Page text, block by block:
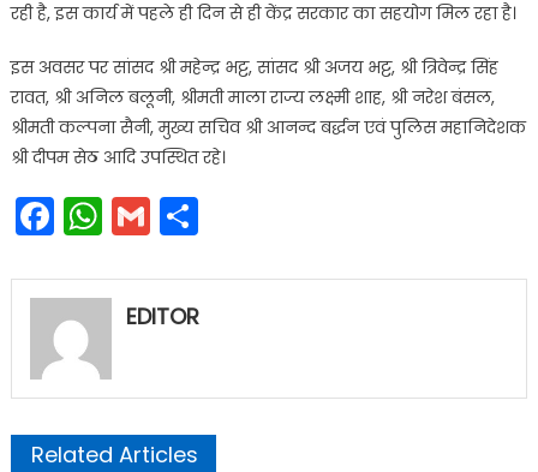
रही है, इस कार्य में पहले ही दिन से ही केंद्र सरकार का सहयोग मिल रहा है।
इस अवसर पर सांसद श्री महेन्द्र भट्ट, सांसद श्री अजय भट्ट, श्री त्रिवेन्द्र सिंह
रावत, श्री अनिल बलूनी, श्रीमती माला राज्य लक्ष्मी शाह, श्री नरेश बंसल,
श्रीमती कल्पना सैनी, मुख्य सचिव श्री आनन्द बर्द्धन एवं पुलिस महानिदेशक
श्री दीपम सेठ आदि उपस्थित रहे।
Facebook
WhatsApp
GmailShare
EDITOR
Related Articles